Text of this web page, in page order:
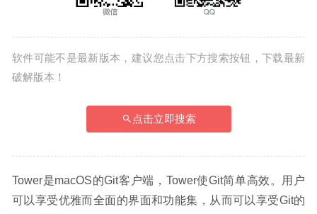
软件可能不是最新版本，建议您点击下方搜索按钮，下载最新
破解版本！
点击立即搜索
Tower是macOS的Git客户端，Tower使Git简单高效。用户
可以享受优雅而全面的界面和功能集，从而可以享受Git的